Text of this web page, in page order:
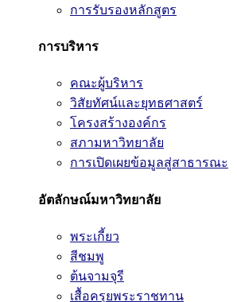
การรับรองหลักสูตร
การบริหาร
คณะผู้บริหาร
วิสัยทัศน์และยุทธศาสตร์
โครงสร้างองค์กร
สภามหาวิทยาลัย
การเปิดเผยข้อมูลสู่สาธารณะ
อัตลักษณ์มหาวิทยาลัย
พระเกี้ยว
สีชมพู
ต้นจามจุรี
เสื้อครุยพระราชทาน